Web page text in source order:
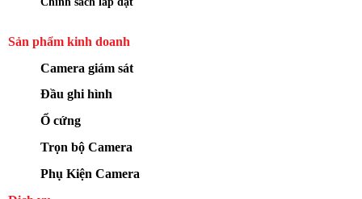
Sản phẩm kinh doanh
Camera giám sát
Đầu ghi hình
Ổ cứng
Trọn bộ Camera
Phụ Kiện Camera